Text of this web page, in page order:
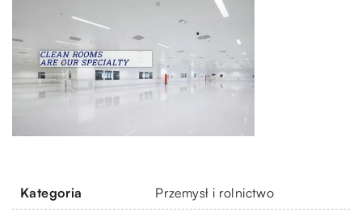
Kategoria Przemysł i rolnictwo